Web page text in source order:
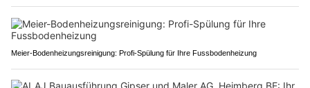
Meier-Bodenheizungsreinigung: Profi-Spülung für Ihre Fussbodenheizung